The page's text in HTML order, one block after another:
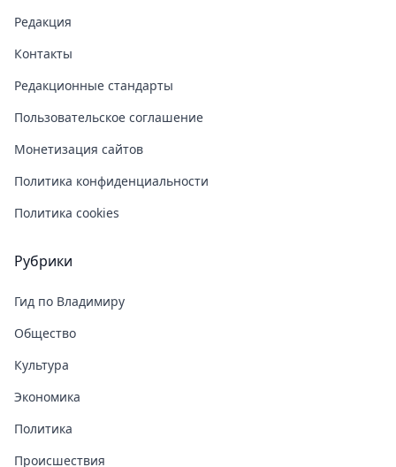
Редакция
Контакты
Редакционные стандарты
Пользовательское соглашение
Монетизация сайтов
Политика конфиденциальности
Политика cookies
Рубрики
Гид по Владимиру
Общество
Культура
Экономика
Политика
Происшествия